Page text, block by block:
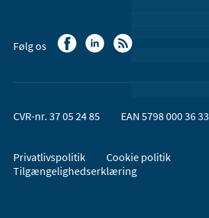
Følg os
CVR-nr. 37 05 24 85 EAN 5798 000 36
Privatlivspolitik
Cookie politik
Tilgængelighedserklæring